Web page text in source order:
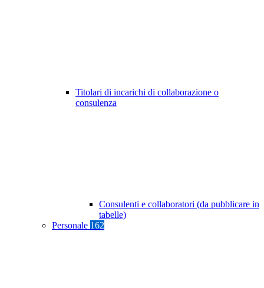
Titolari di incarichi di collaborazione o
consulenza
Consulenti e collaboratori (da pubblicare in
tabelle)
Personale 162